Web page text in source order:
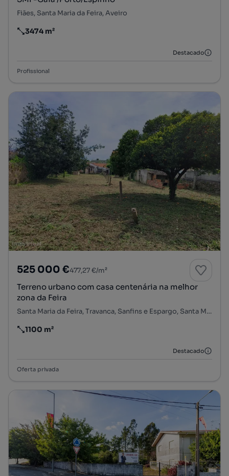
Fiães, Santa Maria da Feira, Aveiro
Preço por metro quadrado
3474 m²
Destacado
Profissional
525 000 €477,27 €/m²
Terreno urbano com casa centenária na melhor
zona da Feira
Santa Maria da Feira, Travanca, Sanfins e Espargo, Santa Maria da Feira, Aveiro
Preço por metro quadrado
1100 m²
Destacado
Oferta privada